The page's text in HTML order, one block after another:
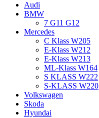
Audi
BMW
7 G11 G12
Mercedes
C Klass W205
E-Klass W212
E-Klass W213
ML-Klass W164
S KLASS W222
S-KLASS W220
Volkswagen
Skoda
Hyundai